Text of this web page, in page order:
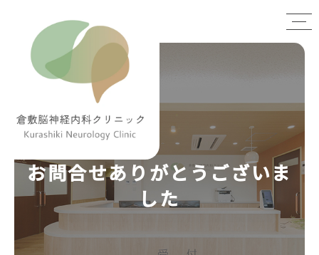
お問合せありがとうございま
した